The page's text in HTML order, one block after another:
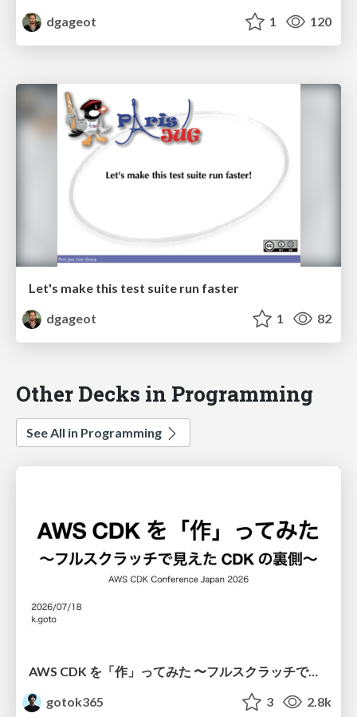
dgageot
1 120
Let's make this test suite run faster
dgageot
1 82
Other Decks in Programming
See All in Programming
AWS CDK を「作」ってみた 〜フルスクラッチで見えた CDK の裏側〜 / aws-cdk-from-scratch
gotok365
3 2.8k